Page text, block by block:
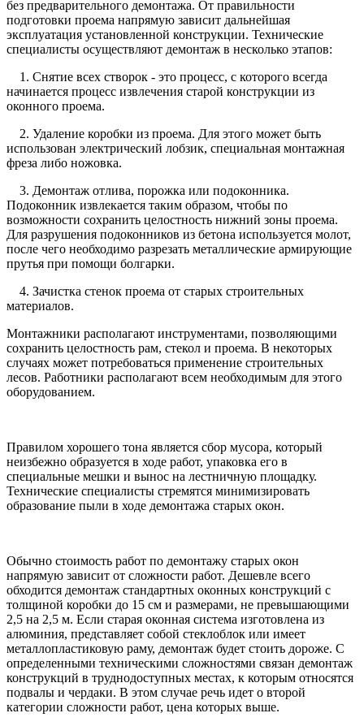
без предварительного демонтажа. От правильности
подготовки проема напрямую зависит дальнейшая
эксплуатация установленной конструкции. Технические
специалисты осуществляют демонтаж в несколько этапов:
1. Снятие всех створок - это процесс, с которого всегда
начинается процесс извлечения старой конструкции из
оконного проема.
2. Удаление коробки из проема. Для этого может быть
использован электрический лобзик, специальная монтажная
фреза либо ножовка.
3. Демонтаж отлива, порожка или подоконника.
Подоконник извлекается таким образом, чтобы по
возможности сохранить целостность нижний зоны проема.
Для разрушения подоконников из бетона используется молот,
после чего необходимо разрезать металлические армирующие
прутья при помощи болгарки.
4. Зачистка стенок проема от старых строительных
материалов.
Монтажники располагают инструментами, позволяющими
сохранить целостность рам, стекол и проема. В некоторых
случаях может потребоваться применение строительных
лесов. Работники располагают всем необходимым для этого
оборудованием.
Правилом хорошего тона является сбор мусора, который
неизбежно образуется в ходе работ, упаковка его в
специальные мешки и вынос на лестничную площадку.
Технические специалисты стремятся минимизировать
образование пыли в ходе демонтажа старых окон.
Обычно стоимость работ по демонтажу старых окон
напрямую зависит от сложности работ. Дешевле всего
обходится демонтаж стандартных оконных конструкций с
толщиной коробки до 15 см и размерами, не превышающими
2,5 на 2,5 м. Если старая оконная система изготовлена из
алюминия, представляет собой стеклоблок или имеет
металлопластиковую раму, демонтаж будет стоить дороже. С
определенными техническими сложностями связан демонтаж
конструкций в труднодоступных местах, к которым относятся
подвалы и чердаки. В этом случае речь идет о второй
категории сложности работ, цена которых выше.